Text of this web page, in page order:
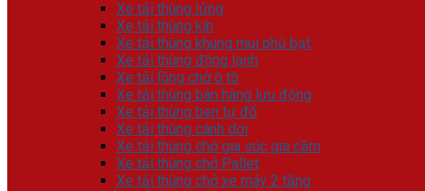
Xe tải thùng lửng
Xe tải thùng kín
Xe tải thùng khung mui phủ bạt
Xe tải thùng đông lạnh
Xe tải lồng chở ô tô
Xe tải thùng bán hàng lưu động
Xe tải thùng ben tự đổ
Xe tải thùng cánh dơi
Xe tải thùng chở gia súc gia cầm
Xe tải thùng chở Pallet
Xe tải thùng chở xe máy 2 tầng